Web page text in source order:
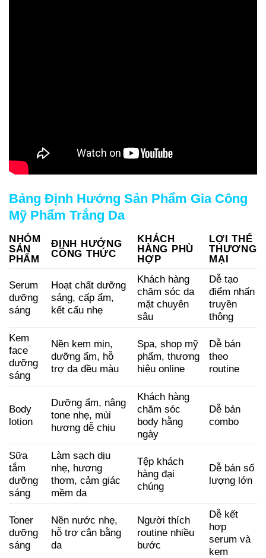
Bảng Định Hướng Sản Phẩm Gia Công
Mỹ Phẩm Trắng Da
NHÓM
SẢN
PHẨM
ĐỊNH HƯỚNG
CÔNG THỨC
KHÁCH
HÀNG PHÙ
HỢP
LỢI THẾ
THƯƠNG
MẠI
Serum
dưỡng
sáng
Hoạt chất dưỡng
sáng, cấp ẩm,
kết cấu nhẹ
Khách hàng
chăm sóc da
mặt chuyên
sâu
Dễ tạo
điểm nhấn
truyền
thông
Kem
face
dưỡng
sáng
Nền kem mịn,
dưỡng ẩm, hỗ
trợ da đều màu
Spa, shop mỹ
phẩm, thương
hiệu online
Dễ bán
theo
routine
Body
lotion
Dưỡng ẩm, nâng
tone nhẹ, mùi
hương dễ chịu
Khách hàng
chăm sóc
body hằng
ngày
Dễ bán
combo
Sữa
tắm
dưỡng
sáng
Làm sạch dịu
nhẹ, hương
thơm, cảm giác
mềm da
Tệp khách
hàng đại
chúng
Dễ bán số
lượng lớn
Toner
dưỡng
sáng
Nền nước nhẹ,
hỗ trợ cân bằng
da
Người thích
routine nhiều
bước
Dễ kết
hợp
serum và
kem